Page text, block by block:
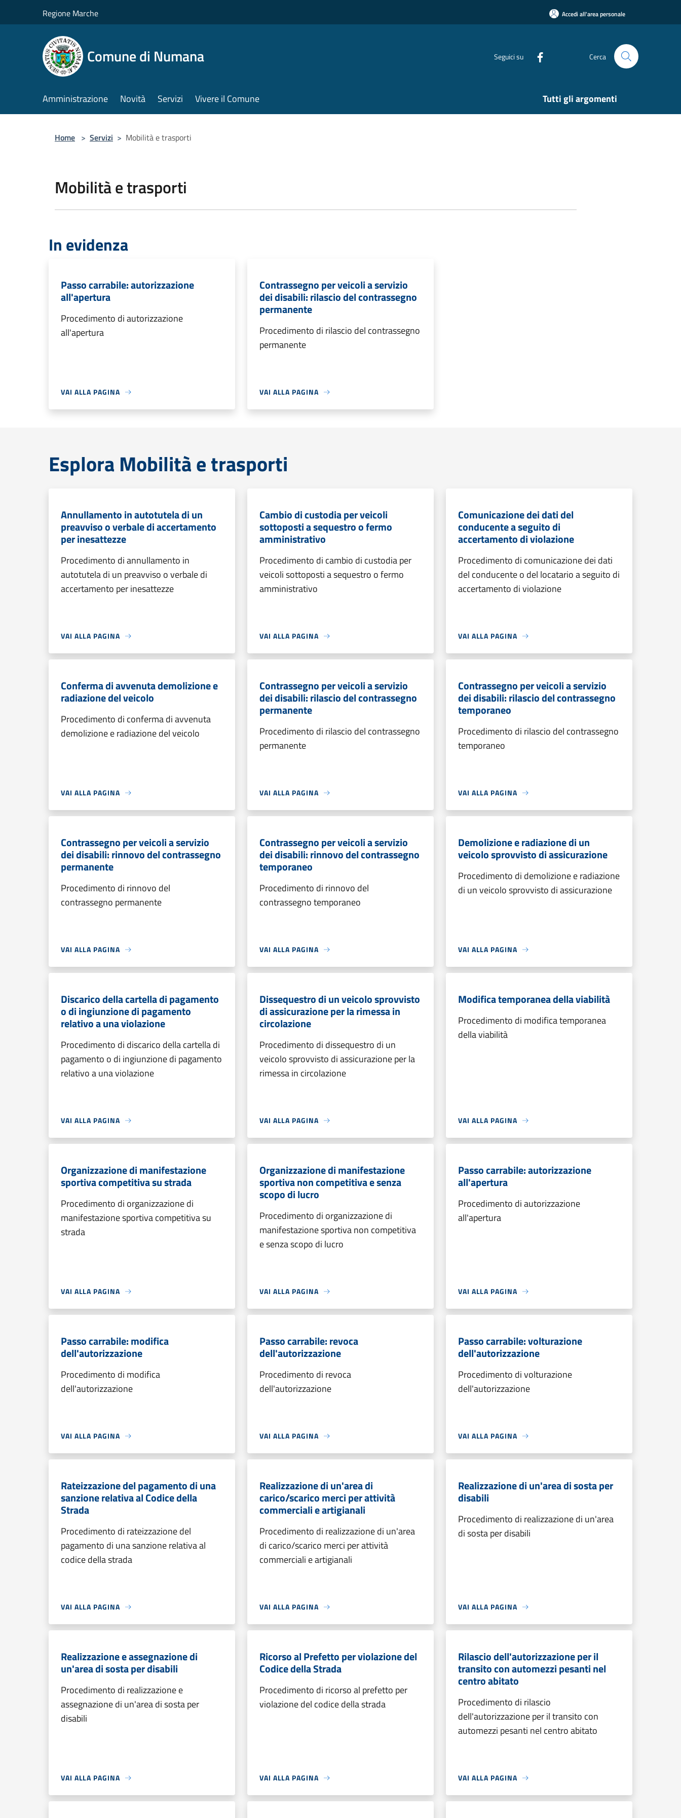
Regione Marche Accedi all'area personale
Comune di Numana Seguici su Cerca
Amministrazione Novità Servizi Vivere il Comune Tutti gli argomenti
Home > Servizi > Mobilità e trasporti
Mobilità e trasporti
In evidenza
Passo carrabile: autorizzazione
all'apertura
Procedimento di autorizzazione
all'apertura
VAI ALLA PAGINA
Contrassegno per veicoli a servizio
dei disabili: rilascio del contrassegno
permanente
Procedimento di rilascio del contrassegno
permanente
VAI ALLA PAGINA
Esplora Mobilità e trasporti
Annullamento in autotutela di un
preavviso o verbale di accertamento
per inesattezze
Procedimento di annullamento in
autotutela di un preavviso o verbale di
accertamento per inesattezze
VAI ALLA PAGINA
Cambio di custodia per veicoli
sottoposti a sequestro o fermo
amministrativo
Procedimento di cambio di custodia per
veicoli sottoposti a sequestro o fermo
amministrativo
VAI ALLA PAGINA
Comunicazione dei dati del
conducente a seguito di
accertamento di violazione
Procedimento di comunicazione dei dati
del conducente o del locatario a seguito di
accertamento di violazione
VAI ALLA PAGINA
Conferma di avvenuta demolizione e
radiazione del veicolo
Procedimento di conferma di avvenuta
demolizione e radiazione del veicolo
VAI ALLA PAGINA
Contrassegno per veicoli a servizio
dei disabili: rilascio del contrassegno
permanente
Procedimento di rilascio del contrassegno
permanente
VAI ALLA PAGINA
Contrassegno per veicoli a servizio
dei disabili: rilascio del contrassegno
temporaneo
Procedimento di rilascio del contrassegno
temporaneo
VAI ALLA PAGINA
Contrassegno per veicoli a servizio
dei disabili: rinnovo del contrassegno
permanente
Procedimento di rinnovo del
contrassegno permanente
VAI ALLA PAGINA
Contrassegno per veicoli a servizio
dei disabili: rinnovo del contrassegno
temporaneo
Procedimento di rinnovo del
contrassegno temporaneo
VAI ALLA PAGINA
Demolizione e radiazione di un
veicolo sprovvisto di assicurazione
Procedimento di demolizione e radiazione
di un veicolo sprovvisto di assicurazione
VAI ALLA PAGINA
Discarico della cartella di pagamento
o di ingiunzione di pagamento
relativo a una violazione
Procedimento di discarico della cartella di
pagamento o di ingiunzione di pagamento
relativo a una violazione
VAI ALLA PAGINA
Dissequestro di un veicolo sprovvisto
di assicurazione per la rimessa in
circolazione
Procedimento di dissequestro di un
veicolo sprovvisto di assicurazione per la
rimessa in circolazione
VAI ALLA PAGINA
Modifica temporanea della viabilità
Procedimento di modifica temporanea
della viabilità
VAI ALLA PAGINA
Organizzazione di manifestazione
sportiva competitiva su strada
Procedimento di organizzazione di
manifestazione sportiva competitiva su
strada
VAI ALLA PAGINA
Organizzazione di manifestazione
sportiva non competitiva e senza
scopo di lucro
Procedimento di organizzazione di
manifestazione sportiva non competitiva
e senza scopo di lucro
VAI ALLA PAGINA
Passo carrabile: autorizzazione
all'apertura
Procedimento di autorizzazione
all'apertura
VAI ALLA PAGINA
Passo carrabile: modifica
dell'autorizzazione
Procedimento di modifica
dell'autorizzazione
VAI ALLA PAGINA
Passo carrabile: revoca
dell'autorizzazione
Procedimento di revoca
dell'autorizzazione
VAI ALLA PAGINA
Passo carrabile: volturazione
dell'autorizzazione
Procedimento di volturazione
dell'autorizzazione
VAI ALLA PAGINA
Rateizzazione del pagamento di una
sanzione relativa al Codice della
Strada
Procedimento di rateizzazione del
pagamento di una sanzione relativa al
codice della strada
VAI ALLA PAGINA
Realizzazione di un'area di
carico/scarico merci per attività
commerciali e artigianali
Procedimento di realizzazione di un'area
di carico/scarico merci per attività
commerciali e artigianali
VAI ALLA PAGINA
Realizzazione di un'area di sosta per
disabili
Procedimento di realizzazione di un'area
di sosta per disabili
VAI ALLA PAGINA
Realizzazione e assegnazione di
un'area di sosta per disabili
Procedimento di realizzazione e
assegnazione di un'area di sosta per
disabili
VAI ALLA PAGINA
Ricorso al Prefetto per violazione del
Codice della Strada
Procedimento di ricorso al prefetto per
violazione del codice della strada
VAI ALLA PAGINA
Rilascio dell'autorizzazione per il
transito con automezzi pesanti nel
centro abitato
Procedimento di rilascio
dell'autorizzazione per il transito con
automezzi pesanti nel centro abitato
VAI ALLA PAGINA